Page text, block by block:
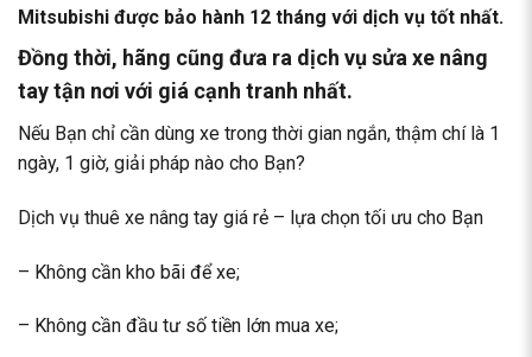
Mitsubishi được bảo hành 12 tháng với dịch vụ tốt nhất.
Đồng thời, hãng cũng đưa ra dịch vụ sửa xe nâng
taytận nơi với giá cạnh tranh nhất.
Nếu Bạn chỉ cần dùng xe trong thời gian ngắn, thậm chí là 1
ngày, 1 giờ, giải pháp nào cho Bạn?
Dịch vụ thuê xe nâng tay giá rẻ – lựa chọn tối ưu cho Bạn
– Không cần kho bãi để xe;
– Không cần đầu tư số tiền lớn mua xe;